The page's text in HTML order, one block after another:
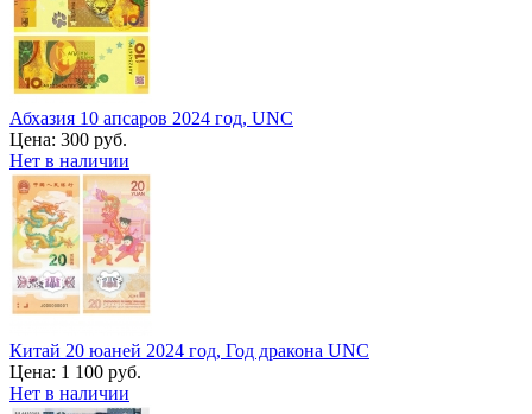
Абхазия 10 апсаров 2024 год, UNC
Цена: 300 руб.
Нет в наличии
Китай 20 юаней 2024 год, Год дракона UNC
Цена: 1 100 руб.
Нет в наличии